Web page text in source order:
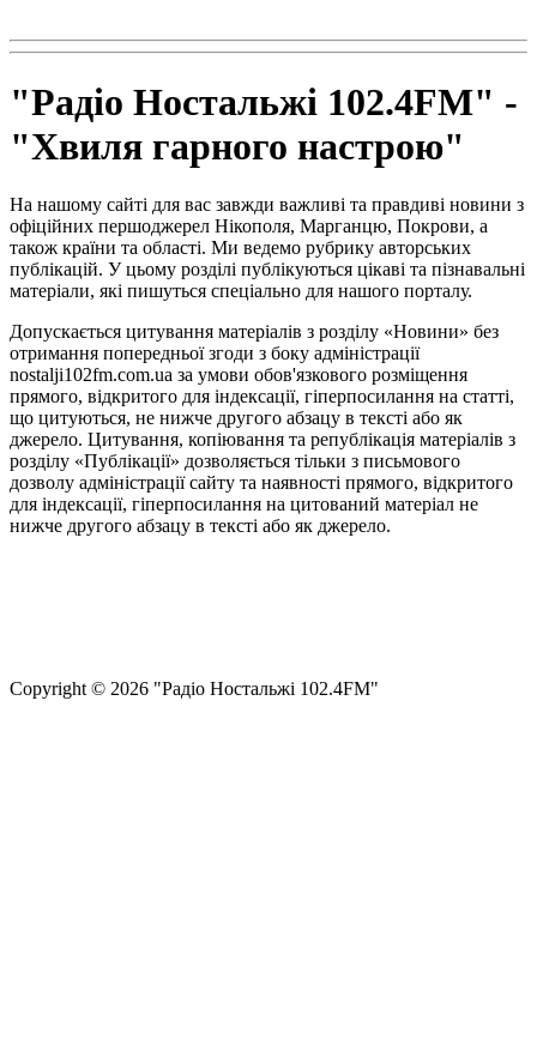
"Радіо Ностальжі 102.4FM" -
"Хвиля гарного настрою"
На нашому сайті для вас завжди важливі та правдиві новини з
офіційних першоджерел Нікополя, Марганцю, Покрови, а
також країни та області. Ми ведемо рубрику авторських
публікацій. У цьому розділі публікуються цікаві та пізнавальні
матеріали, які пишуться спеціально для нашого порталу.
Допускається цитування матеріалів з розділу «Новини» без
отримання попередньої згоди з боку адміністрації
nostalji102fm.com.ua за умови обов'язкового розміщення
прямого, відкритого для індексації, гіперпосилання на статті,
що цитуються, не нижче другого абзацу в тексті або як
джерело. Цитування, копіювання та републікація матеріалів з
розділу «Публікації» дозволяється тільки з письмового
дозволу адміністрації сайту та наявності прямого, відкритого
для індексації, гіперпосилання на цитований матеріал не
нижче другого абзацу в тексті або як джерело.
Сopyright © 2026 "Радіо Ностальжі 102.4FM"